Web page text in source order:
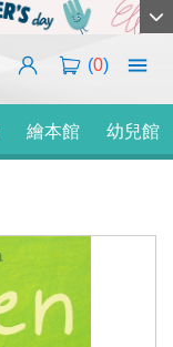
(0)
繪本館 幼兒館